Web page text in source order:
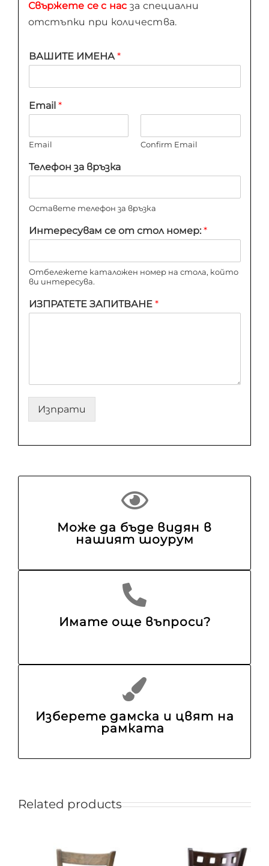
Свържете се с нас за специални
отстъпки при количества.
ВАШИТЕ ИМЕНА *
Email *
Email Confirm Email
Телефон за връзка
Оставете телефон за връзка
Интересувам се от стол номер: *
Отбележете каталожен номер на стола, който
ви интересува.
ИЗПРАТЕТЕ ЗАПИТВАНЕ *
Изпрати
Може да бъде видян в
нашият шоурум
Имате още въпроси?
Изберете дамска и цвят на
рамката
Related products